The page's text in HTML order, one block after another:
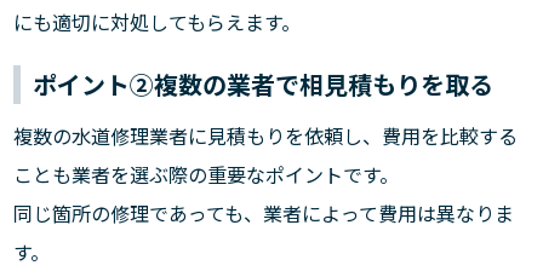
にも適切に対処してもらえます。
ポイント②複数の業者で相見積もりを取る
複数の水道修理業者に見積もりを依頼し、費用を比較する
ことも業者を選ぶ際の重要なポイントです。
同じ箇所の修理であっても、業者によって費用は異なりま
す。